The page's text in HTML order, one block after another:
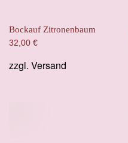
Bockauf Zitronenbaum
32,00 €
zzgl. Versand